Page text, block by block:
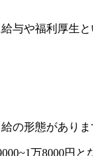
与や福利厚生
の形態がありま
万8000円